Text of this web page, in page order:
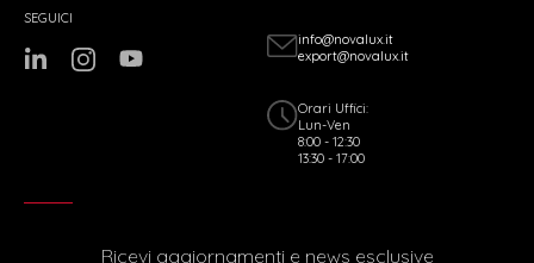
info@novalux.it
export@novalux.it
Orari Uffici:
Lun-Ven
8:00 - 12:30
13:30 - 17:00
SEGUICI
Ricevi aggiornamenti e news esclusive